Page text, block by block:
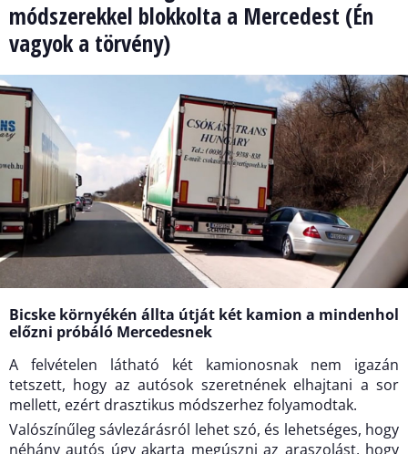
módszerekkel blokkolta a Mercedest (Én
vagyok a törvény)
Bicske környékén állta útját két kamion a mindenhol
előzni próbáló Mercedesnek
A felvételen látható két kamionosnak nem igazán
tetszett, hogy az autósok szeretnének elhajtani a sor
mellett, ezért drasztikus módszerhez folyamodtak.
Valószínűleg sávlezárásról lehet szó, és lehetséges, hogy
néhány autós úgy akarta megúszni az araszolást, hogy